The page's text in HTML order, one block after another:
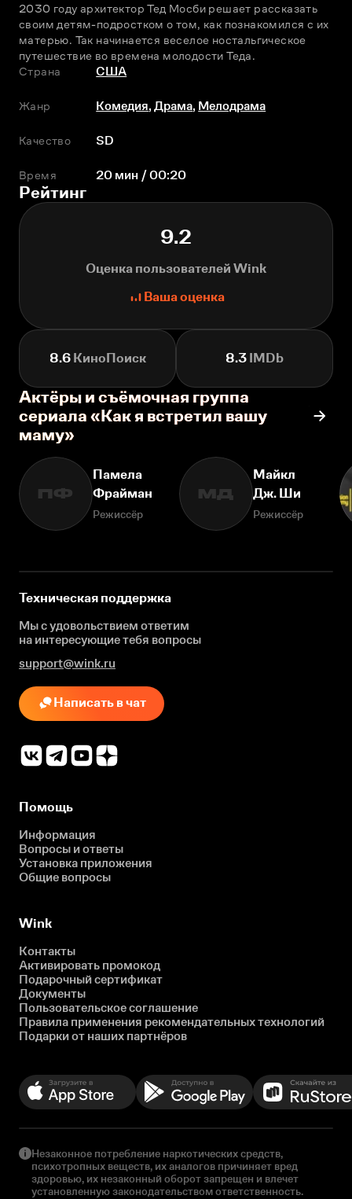
2030 году архитектор Тед Мосби решает рассказать
своим детям-подростком о том, как познакомился с их
матерью. Так начинается веселое ностальгическое
путешествие во времена молодости Теда.
Страна
США
Жанр Комедия,Драма, Мелодрама
Качество SD
Время 20 мин / 00:20
Рейтинг
9.2
Оценка пользователей Wink
Ваша оценка
8.6КиноПоиск 8.3 IMDb
Актёры и съёмочная группа
сериала «Как я встретил вашу
маму»
ПФ
Памела
Фрайман
Режиссёр
МД
Майкл
Дж. Ши
Режиссёр
Техническая поддержка
Мы с удовольствием ответим
на интересующиетебя вопросы
support@wink.ru
Написать в чат
Помощь
Информация
Вопросы и ответы
Установка приложения
Общие вопросы
Wink
Контакты
Активировать промокод
Подарочный сертификат
Документы
Пользовательское соглашение
Правила применения рекомендательных технологий
Подарки от наших партнёров
Незаконное потребление наркотических средств,
психотропных веществ, их аналогов причиняет вред
здоровью, их незаконный оборот запрещен и влечет
установленную законодательством ответственность.